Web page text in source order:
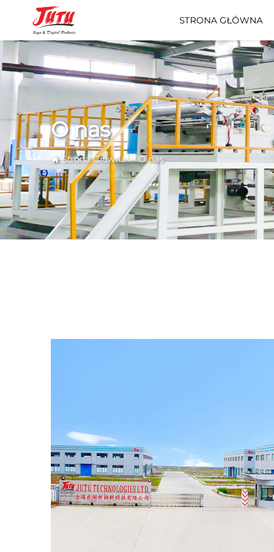
STRONA GŁÓWNA
O nas
Strona Główna>O nas